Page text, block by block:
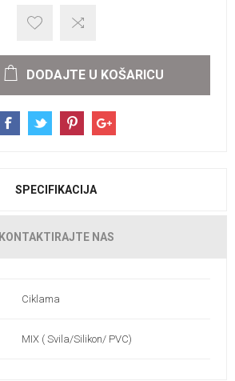
DODAJTE U KOŠARICU
SPECIFIKACIJA
KONTAKTIRAJTE NAS
Ciklama
MIX ( Svila/Silikon/ PVC)